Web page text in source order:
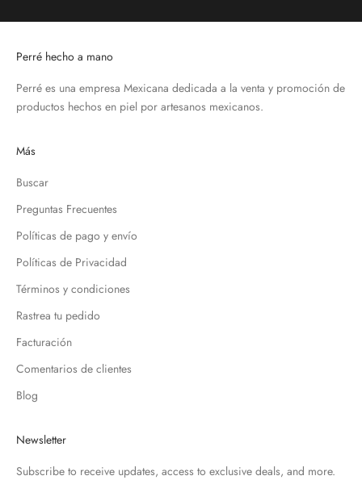
Perré hecho a mano
Perré es una empresa Mexicana dedicada a la venta y promoción de
productos hechos en piel por artesanos mexicanos.
Más
Buscar
Preguntas Frecuentes
Políticas de pago y envío
Políticas de Privacidad
Términos y condiciones
Rastrea tu pedido
Facturación
Comentarios de clientes
Blog
Newsletter
Subscribe to receive updates, access to exclusive deals, and more.